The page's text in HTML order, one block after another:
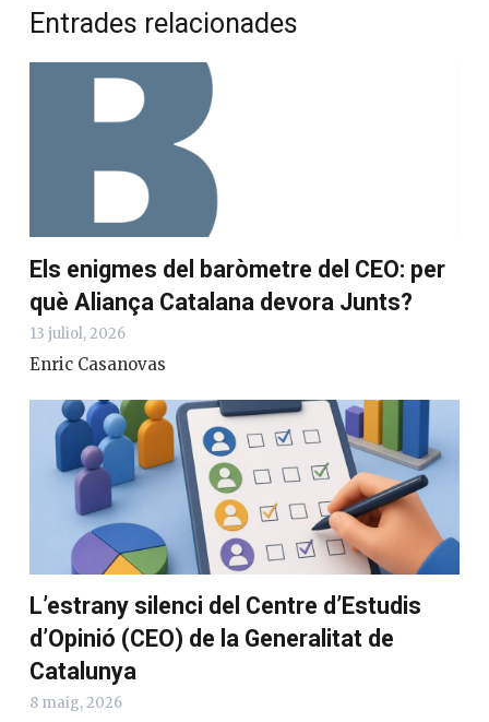
Entrades relacionades
Els enigmes del baròmetre del CEO: per
què Aliança Catalana devora Junts?
13 juliol, 2026
Enric Casanovas
L’estrany silenci del Centre d’Estudis
d’Opinió (CEO) de la Generalitat de
Catalunya
8 maig, 2026